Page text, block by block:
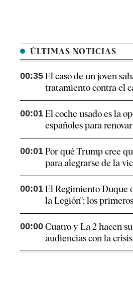
ÚLTIMAS NOTICIAS
00:35 El caso de un joven
tratamiento contra el
00:01 El coche usado es la
españoles para
00:01 Por qué Trump cree
para alegrarse de la
00:01 El Regimiento Duque
la Legión": los
00:00 Cuatro y La 2 hacen
audiencias con la